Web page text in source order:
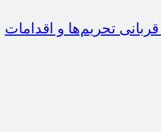
قربانی تحریم‌ها و اقدامات